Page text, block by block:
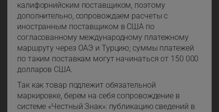
калифорнийским поставщиком, поэтому
дополнительно, сопровождаем расчеты с
иностранным поставщиком в США по
согласованному международному платежному
маршруту через ОАЭ и Турцию; суммы платежей
по таким поставкам могут начинаться от 150 000
долларов США.
Так как товар подлежит обязательной
маркировке, берем на себя сопровождение в
системе «Честный Знак»: публикацию сведений в